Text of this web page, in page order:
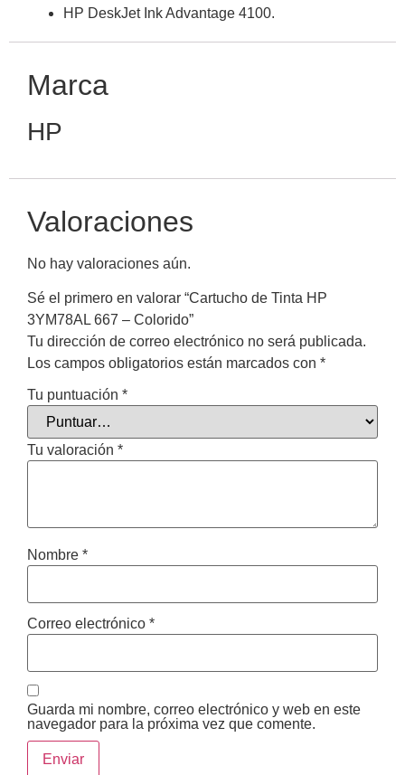
HP DeskJet Ink Advantage 4100.
Marca
HP
Valoraciones
No hay valoraciones aún.
Sé el primero en valorar “Cartucho de Tinta HP
3YM78AL 667 – Colorido”
Tu dirección de correo electrónico no será publicada.
Los campos obligatorios están marcados con *
Tu puntuación *
Tu valoración *
Nombre *
Correo electrónico *
Guarda mi nombre, correo electrónico y web en este
navegador para la próxima vez que comente.